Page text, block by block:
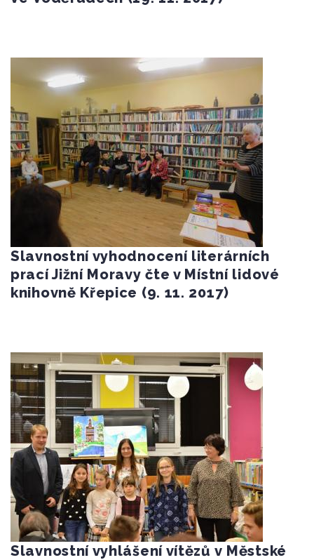
Slavnostní vyhodnocení literárních
prací Jižní Moravy čte v Místní lidové
knihovně Křepice (9. 11. 2017)
Slavnostní vyhlášení vítězů v Městské